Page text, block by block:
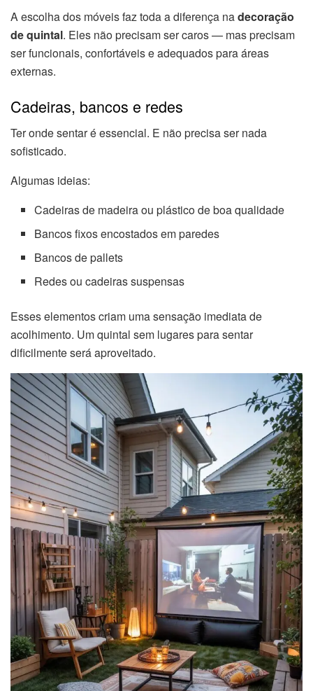
A escolha dos móveis faz toda a diferença nadecoração
de quintal. Eles não precisam ser caros — mas precisam
ser funcionais, confortáveis e adequados para áreas
externas.
Cadeiras, bancos e redes
Ter onde sentar é essencial. E não precisa ser nada
sofisticado.
Algumas ideias:
Cadeiras de madeira ou plástico de boa qualidade
Bancos fixos encostados em paredes
Bancos de pallets
Redes ou cadeiras suspensas
Esses elementos criam uma sensação imediata de
acolhimento. Um quintal sem lugares para sentar
dificilmente será aproveitado.